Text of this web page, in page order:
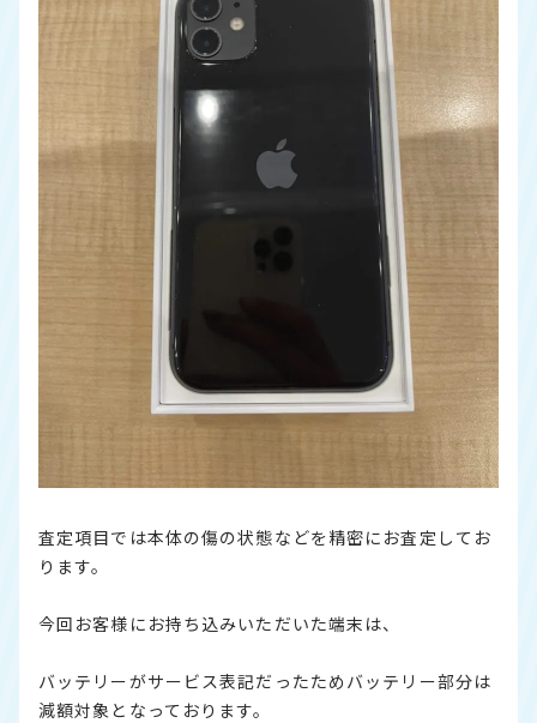
査定項目では本体の傷の状態などを精密にお査定してお
ります。
今回お客様にお持ち込みいただいた端末は、
バッテリーがサービス表記だったためバッテリー部分は
減額対象となっております。